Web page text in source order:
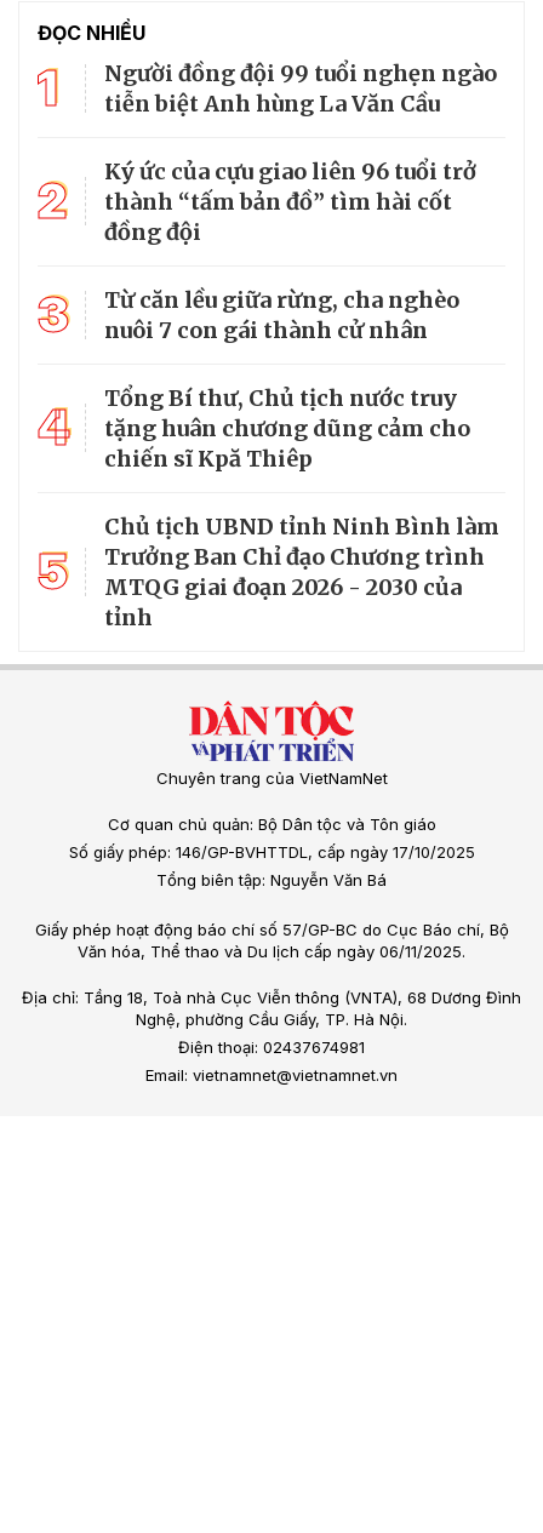
ĐỌC NHIỀU
1
Người đồng đội 99 tuổi nghẹn ngào
tiễn biệt Anh hùng La Văn Cầu
2
Ký ức của cựu giao liên 96 tuổi trở
thành “tấm bản đồ” tìm hài cốt
đồng đội
3
Từ căn lều giữa rừng, cha nghèo
nuôi 7 con gái thành cử nhân
4
Tổng Bí thư, Chủ tịch nước truy
tặng huân chương dũng cảm cho
chiến sĩ Kpă Thiêp
5
Chủ tịch UBND tỉnh Ninh Bình làm
Trưởng Ban Chỉ đạo Chương trình
MTQG giai đoạn 2026 - 2030 của
tỉnh
Chuyên trang của VietNamNet
Cơ quan chủ quản: Bộ Dân tộc và Tôn giáo
Số giấy phép: 146/GP-BVHTTDL, cấp ngày 17/10/2025
Tổng biên tập: Nguyễn Văn Bá
Giấy phép hoạt động báo chí số 57/GP-BC do Cục Báo chí, Bộ
Văn hóa, Thể thao và Du lịch cấp ngày 06/11/2025.
Địa chỉ: Tầng 18, Toà nhà Cục Viễn thông (VNTA), 68 Dương Đình
Nghệ, phường Cầu Giấy, TP. Hà Nội.
Điện thoại: 02437674981
Email: vietnamnet@vietnamnet.vn